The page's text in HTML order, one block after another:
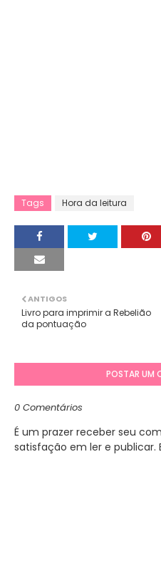
Tags Hora da leitura
ANTIGOS
Livro para imprimir a Rebelião
da pontuação
POSTAR UM
0 Comentários
É um prazer receber seu
satisfação em ler e publicar.